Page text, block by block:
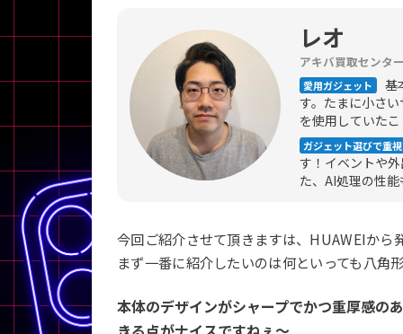
レオ
アキバ買取センタ
愛用ガジェット 基
す。たまに小さ
を使用していた
ガジェット選びで重
す！イベントや
た、AI処理の性
今回ご紹介させて頂きますは、HUAWEIから
まず一番に紹介したいのは何といっても八角
本体のデザインがシャープでかつ重厚感の
商品の搭載機能による絞り込み
ランク
商品状態の絞り込み
新品/未使用 中古 新品 未使用 Aランク Bラ